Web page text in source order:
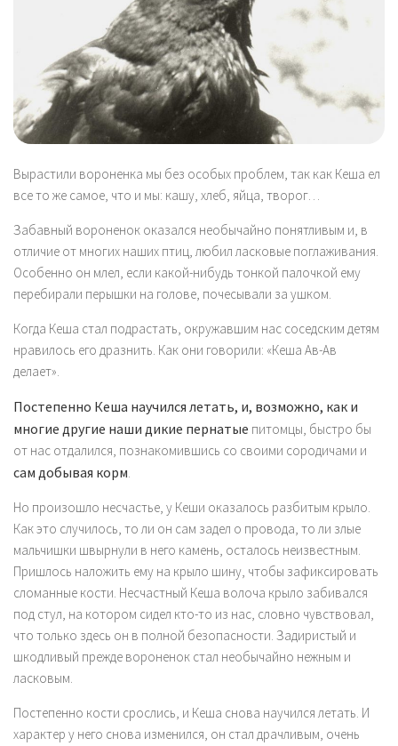
Вырастили вороненка мы без особых проблем, так как Кеша ел
все то же самое, что и мы: кашу, хлеб, яйца, творог…
Забавный вороненок оказался необычайно понятливым и, в
отличие от многих наших птиц, любил ласковые поглаживания.
Особенно он млел, если какой-нибудь тонкой палочкой ему
перебирали перышки на голове, почесывали за ушком.
Когда Кеша стал подрастать, окружавшим нас соседским детям
нравилось его дразнить. Как они говорили: «Кеша Ав-Ав
делает».
Постепенно Кеша научился летать, и, возможно, как и
многие другие наши дикие пернатые питомцы, быстро бы
от нас отдалился, познакомившись со своими сородичами и
сам добывая корм.
Но произошло несчастье, у Кеши оказалось разбитым крыло.
Как это случилось, то ли он сам задел о провода, то ли злые
мальчишки швырнули в него камень, осталось неизвестным.
Пришлось наложить ему на крыло шину, чтобы зафиксировать
сломанные кости. Несчастный Кеша волоча крыло забивался
под стул, на котором сидел кто-то из нас, словно чувствовал,
что только здесь он в полной безопасности. Задиристый и
шкодливый прежде вороненок стал необычайно нежным и
ласковым.
Постепенно кости срослись, и Кеша снова научился летать. И
характер у него снова изменился, он стал драчливым, очень